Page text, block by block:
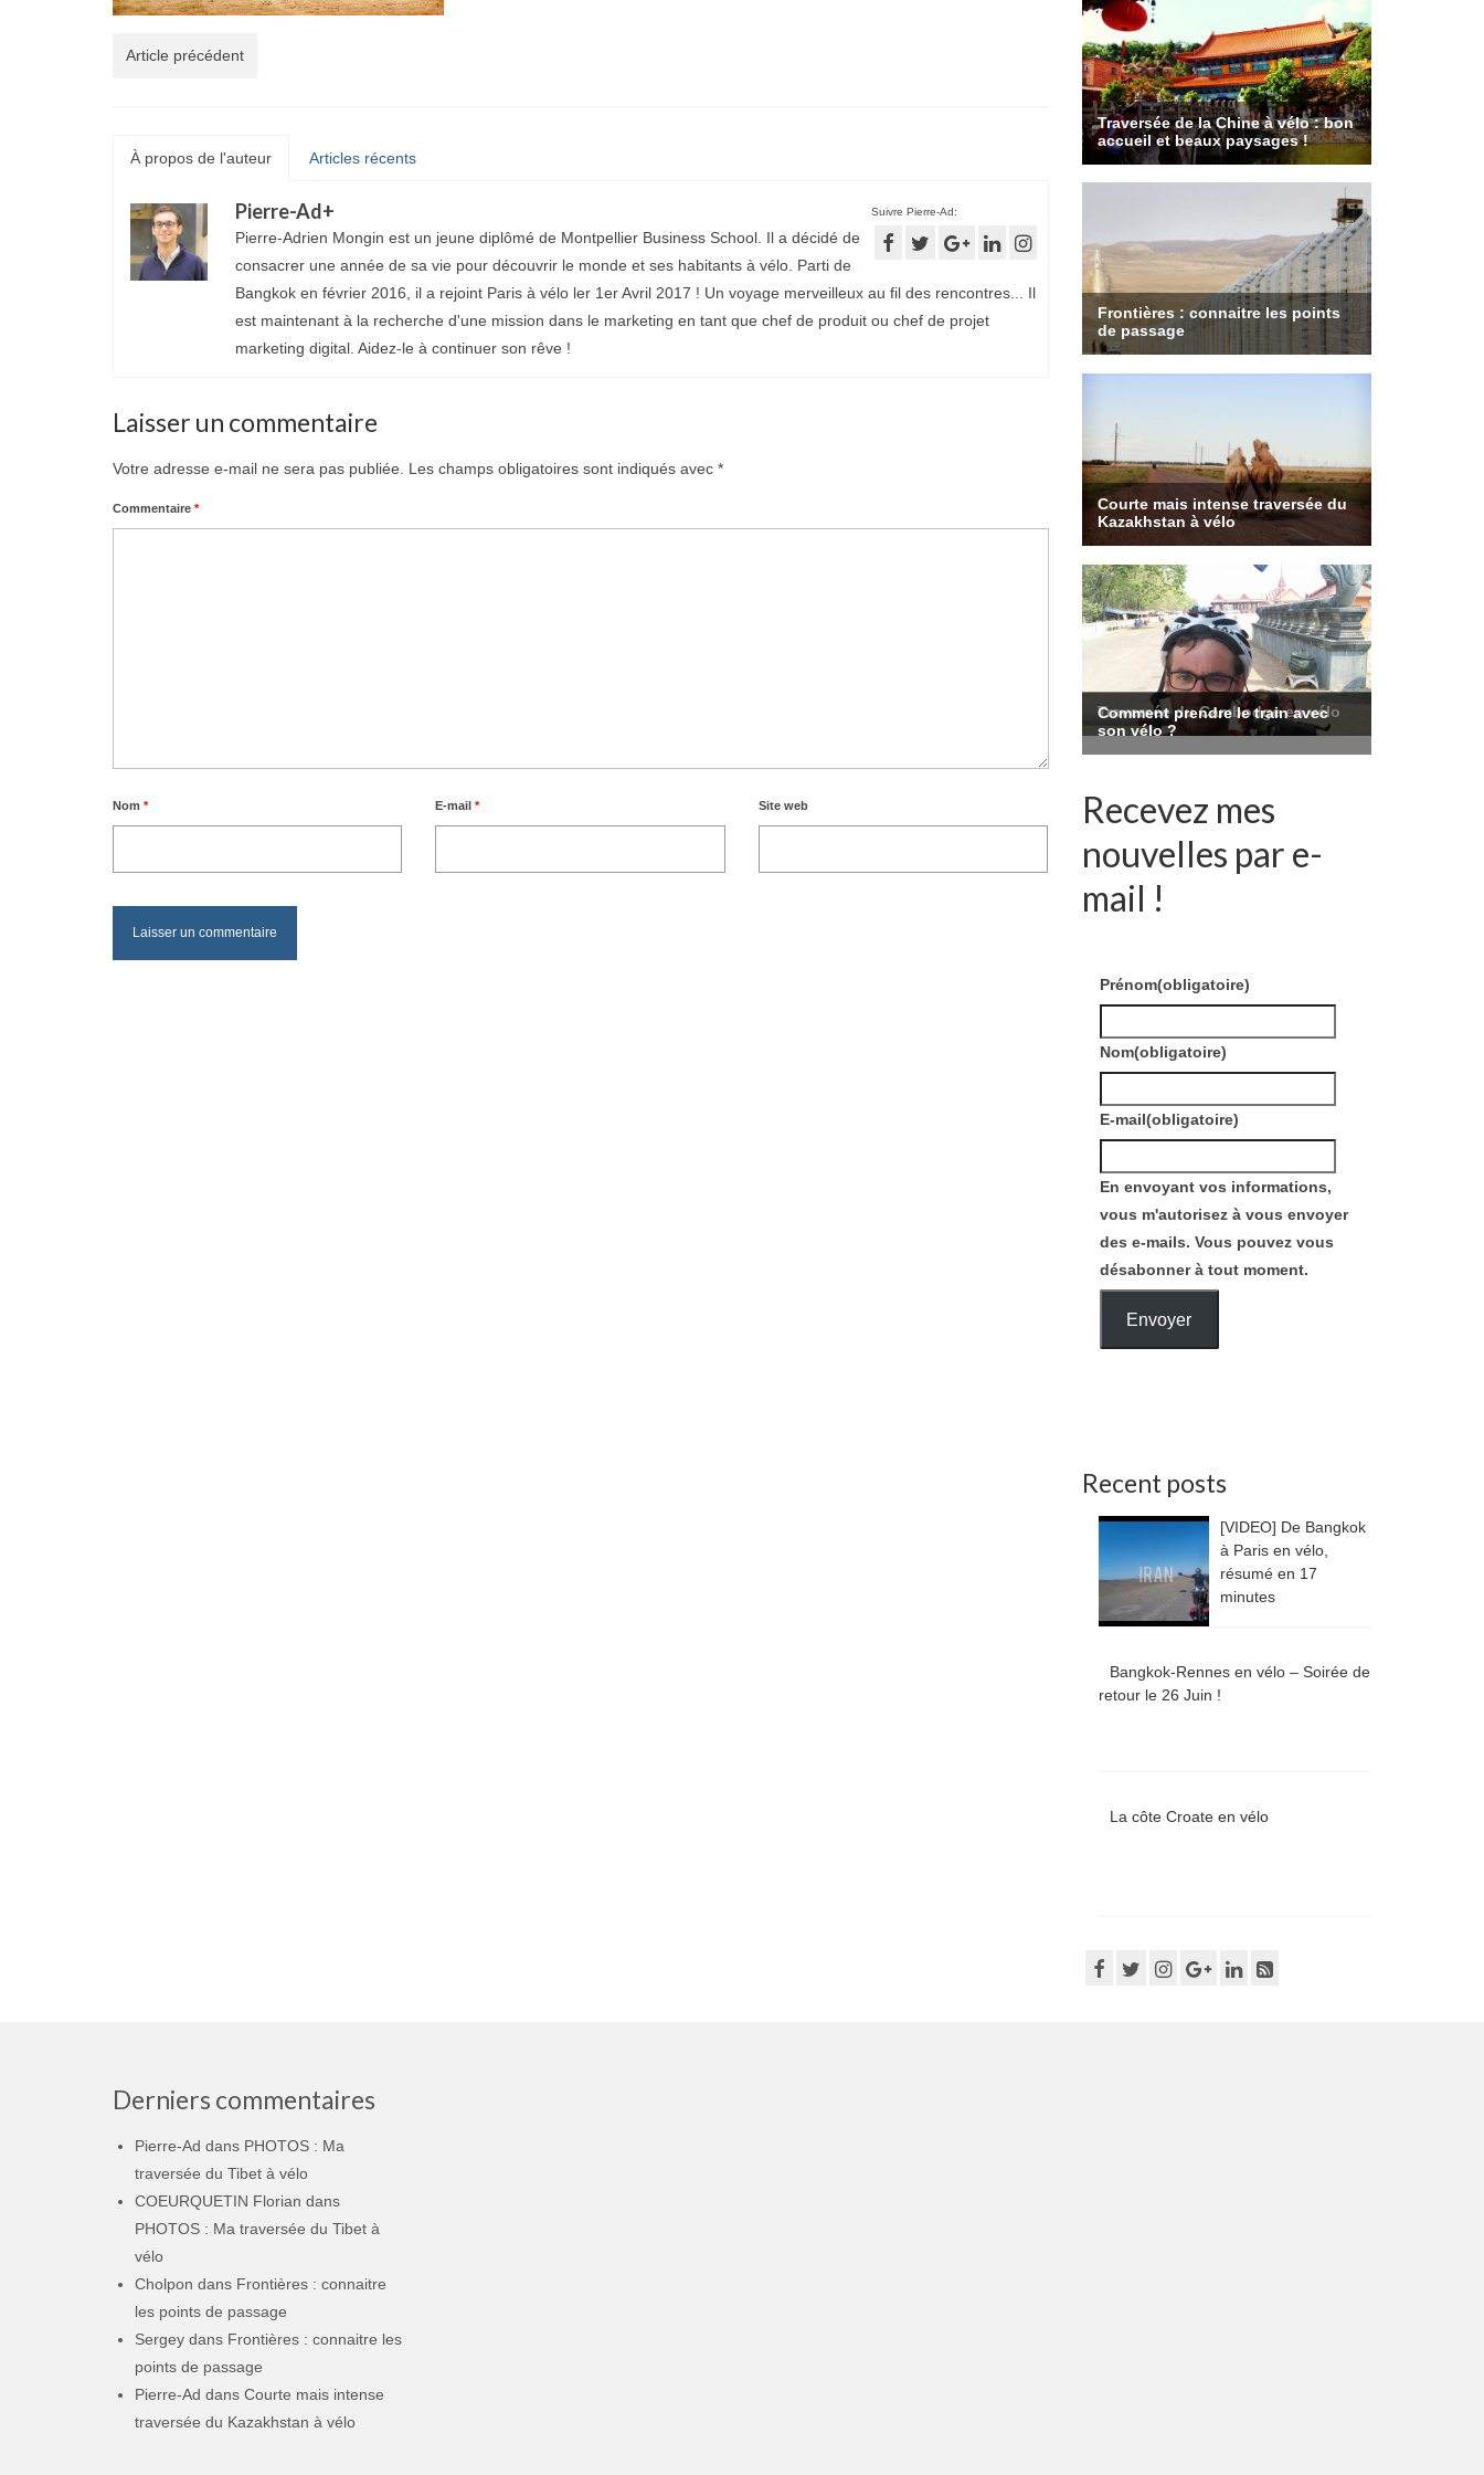
Article précédent
À propos de l'auteur Articles récents
Suivre Pierre-Ad:
Pierre-Ad+
Pierre-Adrien Mongin est un jeune diplômé de Montpellier Business School. Il a décidé de
consacrer une année de sa vie pour découvrir le monde et ses habitants à vélo. Parti de
Bangkok en février 2016, il a rejoint Paris à vélo ler 1er Avril 2017 ! Un voyage merveilleux au fil des rencontres... Il
est maintenant à la recherche d'une mission dans le marketing en tant que chef de produit ou chef de projet
marketing digital. Aidez-le à continuer son rêve !
Laisser un commentaire
Votre adresse e-mail ne sera pas publiée. Les champs obligatoires sont indiqués avec *
Commentaire *
Nom * E-mail* Site web
Recevez mes
nouvelles par e-
mail !
Prénom(obligatoire)
Nom(obligatoire)
E-mail(obligatoire)
En envoyant vos informations,
vous m'autorisez à vous envoyer
des e-mails. Vous pouvez vous
désabonner à tout moment.
Envoyer
Recent posts
[VIDEO] De Bangkok
à Paris en vélo,
résumé en 17
minutes
Bangkok-Rennes en vélo – Soirée de
retour le 26 Juin !
La côte Croate en vélo
Derniers commentaires
Pierre-Ad dans PHOTOS : Ma
traversée du Tibet à vélo
COEURQUETIN Florian dans
PHOTOS : Ma traversée du Tibet à
vélo
Cholpon dans Frontières : connaitre
les points de passage
Sergey dans Frontières : connaitre les
points de passage
Pierre-Ad dans Courte mais intense
traversée du Kazakhstan à vélo